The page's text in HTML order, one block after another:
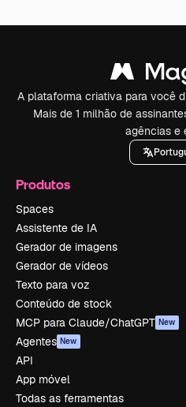
A plataforma criativa para você
Mais de 1 milhão de
agências e
Produtos
Spaces
Assistente de IA
Gerador de imagens
Gerador de vídeos
Texto para voz
Conteúdo de stock
MCP para Claude/ChatGPT New
Agentes New
API
App móvel
Todas as ferramentas